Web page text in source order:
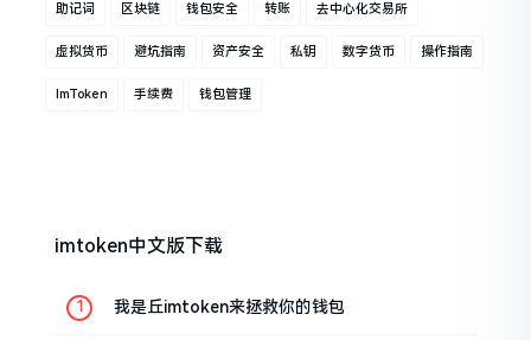
助记词 区块链 钱包安全 转账 去中心化交易所
虚拟货币 避坑指南 资产安全 私钥 数字货币 操作指南
ImToken 手续费 钱包管理
imtoken中文版下载
我是丘imtoken来拯救你的钱包